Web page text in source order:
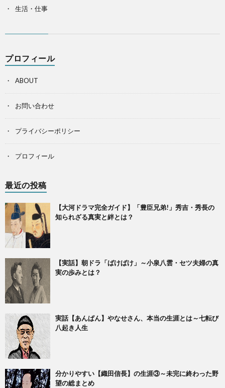
生活・仕事
プロフィール
ABOUT
お問い合わせ
プライバシーポリシー
プロフィール
最近の投稿
【大河ドラマ完全ガイド】「豊臣兄弟!」秀吉・秀長の
知られざる真実と絆とは？
【実話】朝ドラ「ばけばけ」～小泉八雲・セツ夫婦の真
実の歩みとは？
実話【あんぱん】やなせさん、本当の生涯とは～七転び
八起き人生
​分かりやすい【織田信長】の生涯③～未完に終わった野
望の総まとめ